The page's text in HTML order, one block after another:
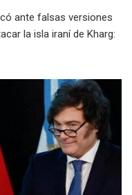
ante falsas versiones
la isla iraní de Kharg: